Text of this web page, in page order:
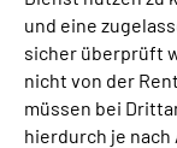
und eine
sicher überprüft
nicht von der
müssen bei
hierdurch je